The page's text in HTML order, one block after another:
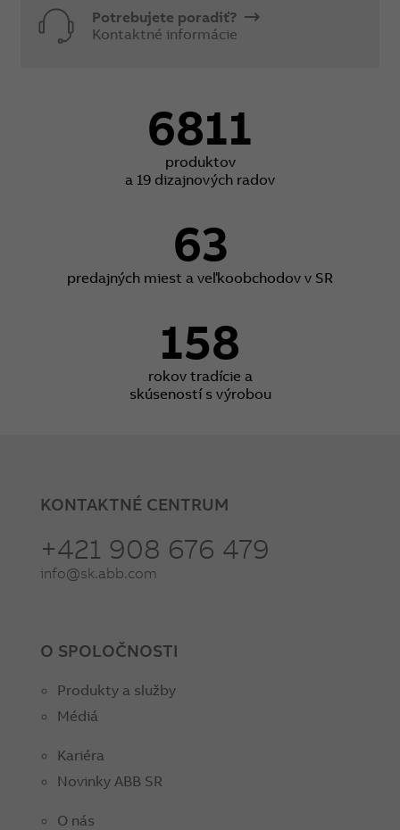
Potrebujete poradiť?
Kontaktné informácie
6811
produktov
a 19 dizajnových radov
63
predajných miest a veľkoobchodov v SR
158
rokov tradície a
skúseností s výrobou
KONTAKTNÉ CENTRUM
+421 908 676 479
info@sk.abb.com
O SPOLOČNOSTI
Produkty a služby
Médiá
Kariéra
Novinky ABB SR
O nás